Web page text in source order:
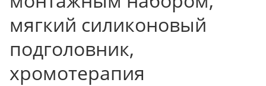
мягкий силиконовый
подголовник,
хромотерапия